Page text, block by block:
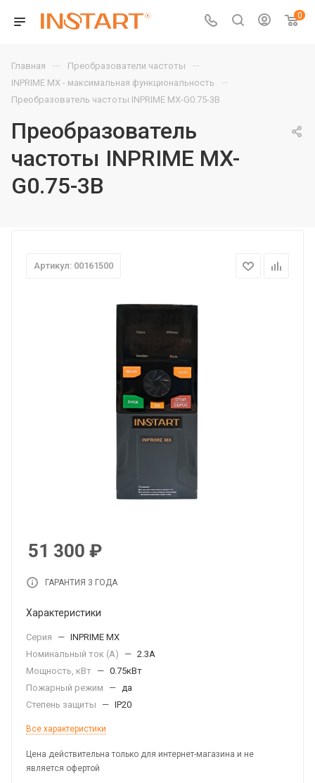
0
Главная — Преобразователи частоты —
INPRIME MX - максимальная функциональность —
Преобразователь частоты INPRIME MX-G0.75-3B
Преобразователь
частоты INPRIME MX-
G0.75-3B
Артикул: 00161500
51 300 ₽
ГАРАНТИЯ 3 ГОДА
Характеристики
Серия — INPRIME MX
Номинальный ток (А)
— 2.3А
Мощность, кВт — 0.75кВт
Пожарный режим
— да
Степень защиты
— IP20
Все характеристики
Цена действительна только для интернет-магазина и не
является офертой